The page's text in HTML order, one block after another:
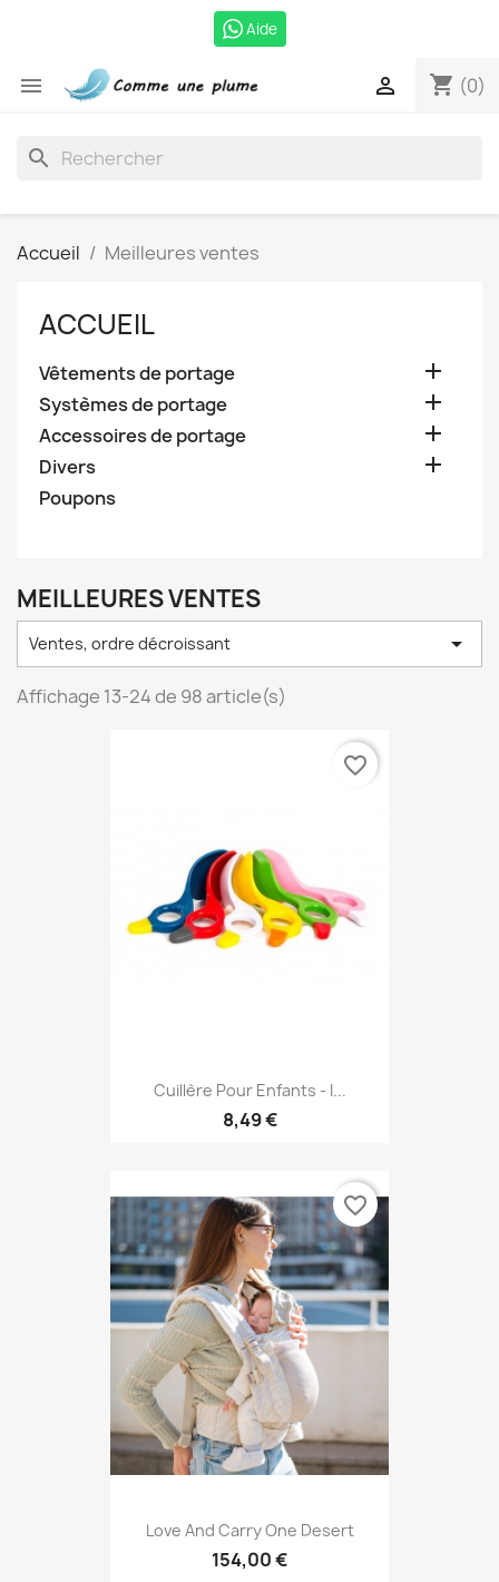
Aide
 shopping_cart (0)

search
Accueil Meilleures ventes
ACCUEIL
Vêtements de portage 
Systèmes de portage 
Accessoires de portage 
Divers 
Poupons
MEILLEURES VENTES
Ventes, ordre décroissant 
Affichage 13-24 de 98 article(s)
Cuillère Pour Enfants - I...
8,49 €
favorite_border
Love And Carry One Desert
154,00 €
favorite_border